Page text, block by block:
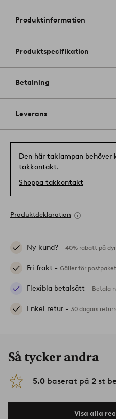
Produktinformation
Produktspecifikation
Betalning
Leverans
Den här taklampan
takkontakt.
Shoppa takkontakt
Produktdeklaration
Ny kund? - 40% rabatt på
Fri frakt - Gäller för
Flexibla betalsätt - Betala
Enkel retur - 30 dagars
Så tycker andra
5.0 baserat på 2 st
Visa alla